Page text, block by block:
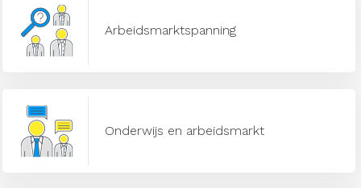
Arbeidsmarktspanning
Onderwijs en arbeidsmarkt